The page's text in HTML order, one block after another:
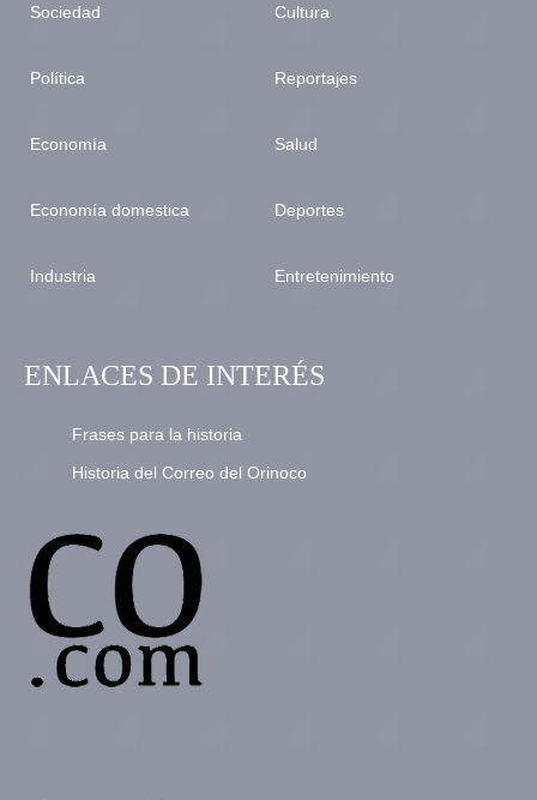
Sociedad
Política
Economía
Economía domestica
Industria
Cultura
Reportajes
Salud
Deportes
Entretenimiento
ENLACES DE INTERÉS
Frases para la historia
Historia del Correo del Orinoco